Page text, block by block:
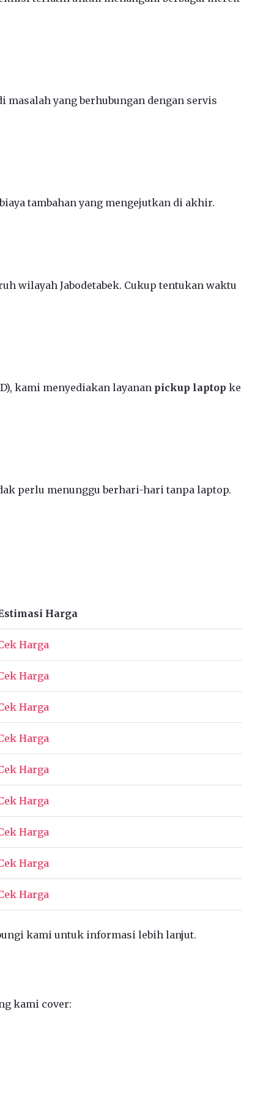
yang berhubungan dengan servis
tambahan yang mengejutkan di akhir.
wilayah Jabodetabek. Cukup tentukan waktu
kami menyediakan layanan pickup laptop ke
perlu menunggu berhari-hari tanpa laptop.
Harga
Harga
Harga
Harga
Harga
Harga
Harga
Harga
Harga
Harga
kami untuk informasi lebih lanjut.
kami cover: